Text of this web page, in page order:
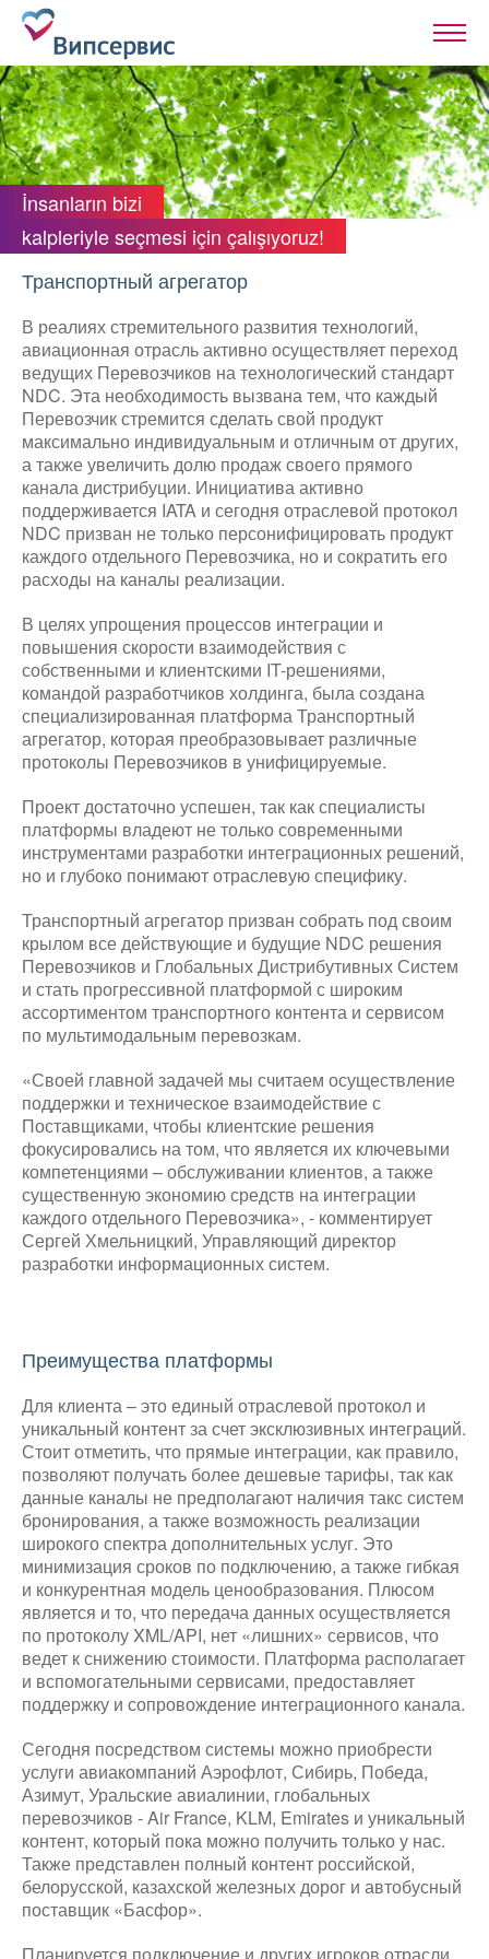
İnsanların bizi
kalpleriyle seçmesi için çalışıyoruz!
Транспортный агрегатор
В реалиях стремительного развития технологий,
авиационная отрасль активно осуществляет переход
ведущих Перевозчиков на технологический стандарт
NDC. Эта необходимость вызвана тем, что каждый
Перевозчик стремится сделать свой продукт
максимально индивидуальным и отличным от других,
а также увеличить долю продаж своего прямого
канала дистрибуции. Инициатива активно
поддерживается IATA и сегодня отраслевой протокол
NDC призван не только персонифицировать продукт
каждого отдельного Перевозчика, но и сократить его
расходы на каналы реализации.
В целях упрощения процессов интеграции и
повышения скорости взаимодействия с
собственными и клиентскими IT-решениями,
командой разработчиков холдинга, была создана
специализированная платформа Транспортный
агрегатор, которая преобразовывает различные
протоколы Перевозчиков в унифицируемые.
Проект достаточно успешен, так как специалисты
платформы владеют не только современными
инструментами разработки интеграционных решений,
но и глубоко понимают отраслевую специфику.
Транспортный агрегатор призван собрать под своим
крылом все действующие и будущие NDC решения
Перевозчиков и Глобальных Дистрибутивных Систем
и стать прогрессивной платформой с широким
ассортиментом транспортного контента и сервисом
по мультимодальным перевозкам.
«Своей главной задачей мы считаем осуществление
поддержки и техническое взаимодействие с
Поставщиками, чтобы клиентские решения
фокусировались на том, что является их ключевыми
компетенциями – обслуживании клиентов, а также
существенную экономию средств на интеграции
каждого отдельного Перевозчика», - комментирует
Сергей Хмельницкий, Управляющий директор
разработки информационных систем.
Преимущества платформы
Для клиента – это единый отраслевой протокол и
уникальный контент за счет эксклюзивных интеграций.
Стоит отметить, что прямые интеграции, как правило,
позволяют получать более дешевые тарифы, так как
данные каналы не предполагают наличия такс систем
бронирования, а также возможность реализации
широкого спектра дополнительных услуг. Это
минимизация сроков по подключению, а также гибкая
и конкурентная модель ценообразования. Плюсом
является и то, что передача данных осуществляется
по протоколу XML/API, нет «лишних» сервисов, что
ведет к снижению стоимости. Платформа располагает
и вспомогательными сервисами, предоставляет
поддержку и сопровождение интеграционного канала.
Сегодня посредством системы можно приобрести
услуги авиакомпаний Аэрофлот, Сибирь, Победа,
Азимут, Уральские авиалинии, глобальных
перевозчиков - Air France, KLM, Emirates и уникальный
контент, который пока можно получить только у нас.
Также представлен полный контент российской,
белорусской, казахской железных дорог и автобусный
поставщик «Басфор».